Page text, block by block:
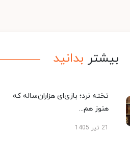
بیشتر بدانید
تخته نرد؛ بازی‌ای هزاران‌ساله که
هنوز هم...
21 تیر 1405